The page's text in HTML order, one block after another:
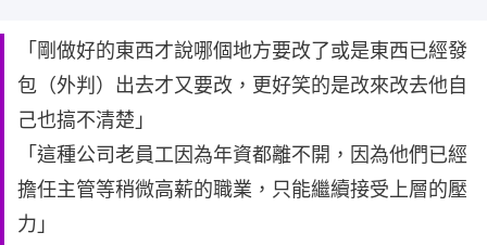
「剛做好的東西才說哪個地方要改了或是東西已經發
包（外判）出去才又要改，更好笑的是改來改去他自
己也搞不清楚」
「這種公司老員工因為年資都離不開，因為他們已經
擔任主管等稍微高薪的職業，只能繼續接受上層的壓
力」